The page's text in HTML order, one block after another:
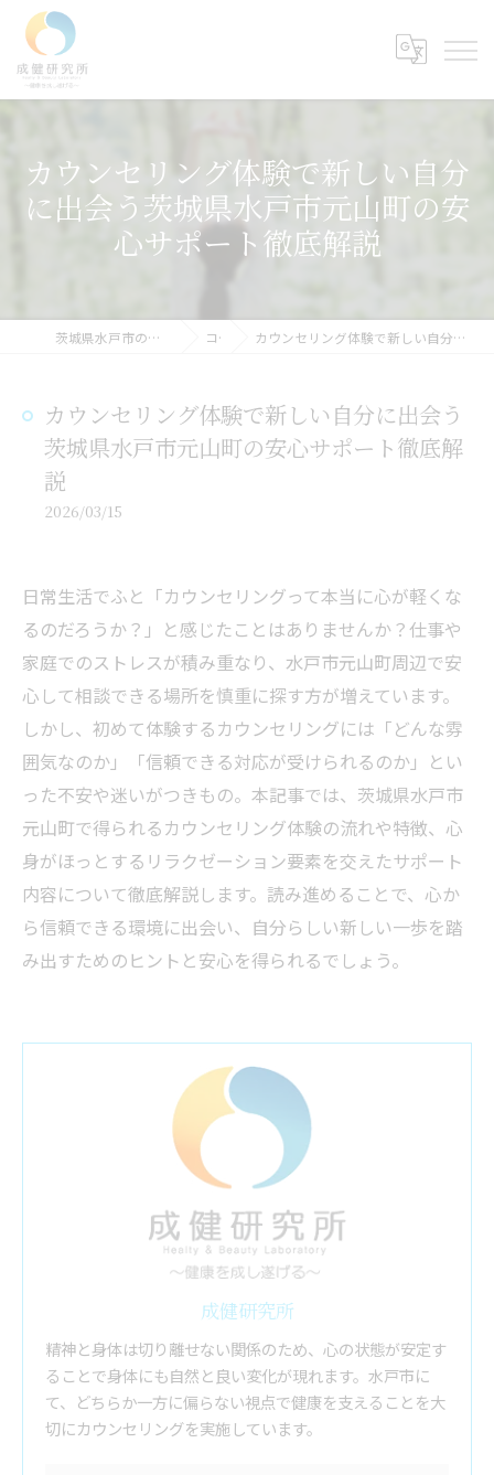
カウンセリング体験で新しい自分
に出会う茨城県水戸市元山町の安
心サポート徹底解説
茨城県水戸市のカウンセリングなら成健研究所 コラム カウンセリング体験で新しい自分に出会う茨城県水戸市元山町の安心サポート徹底解説
カウンセリング体験で新しい自分に出会う
茨城県水戸市元山町の安心サポート徹底解
説
2026/03/15
日常生活でふと「カウンセリングって本当に心が軽くな
るのだろうか？」と感じたことはありませんか？仕事や
家庭でのストレスが積み重なり、水戸市元山町周辺で安
心して相談できる場所を慎重に探す方が増えています。
しかし、初めて体験するカウンセリングには「どんな雰
囲気なのか」「信頼できる対応が受けられるのか」とい
った不安や迷いがつきもの。本記事では、茨城県水戸市
元山町で得られるカウンセリング体験の流れや特徴、心
身がほっとするリラクゼーション要素を交えたサポート
内容について徹底解説します。読み進めることで、心か
ら信頼できる環境に出会い、自分らしい新しい一歩を踏
み出すためのヒントと安心を得られるでしょう。
成健研究所
精神と身体は切り離せない関係のため、心の状態が安定す
ることで身体にも自然と良い変化が現れます。水戸市に
て、どちらか一方に偏らない視点で健康を支えることを大
切にカウンセリングを実施しています。